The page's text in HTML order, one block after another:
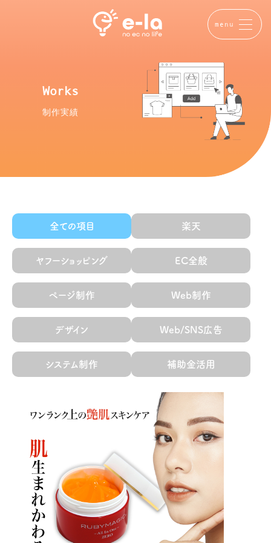
menu
Works
制作実績
全ての項目 楽天
ヤフーショッピング EC全般
ページ制作 Web制作
デザイン Web/SNS広告
システム制作 補助金活用